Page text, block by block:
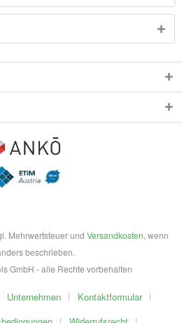
Mehrwertsteuer und Versandkosten, wenn
beschrieben.
GmbH - alle Rechte vorbehalten
Unternehmen
Kontaktformular